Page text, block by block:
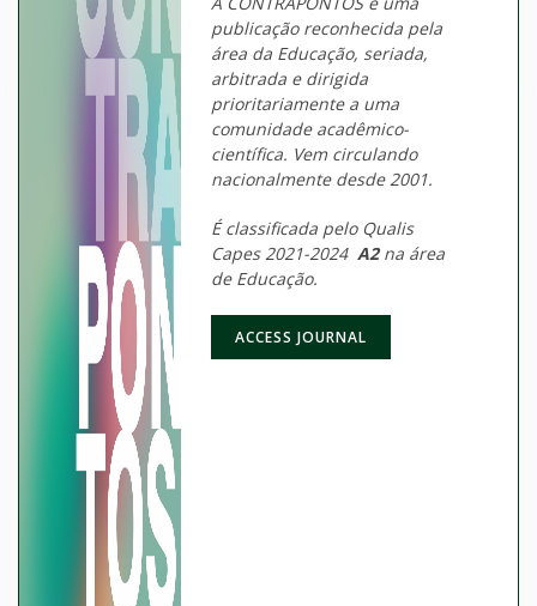
publicação reconhecida pela
área da Educação, seriada,
arbitrada e dirigida
prioritariamente a uma
comunidade acadêmico-
científica. Vem circulando
nacionalmente desde 2001.
É classificada pelo Qualis
Capes 2021-2024A2na área
de Educação.
ACCESS JOURNAL